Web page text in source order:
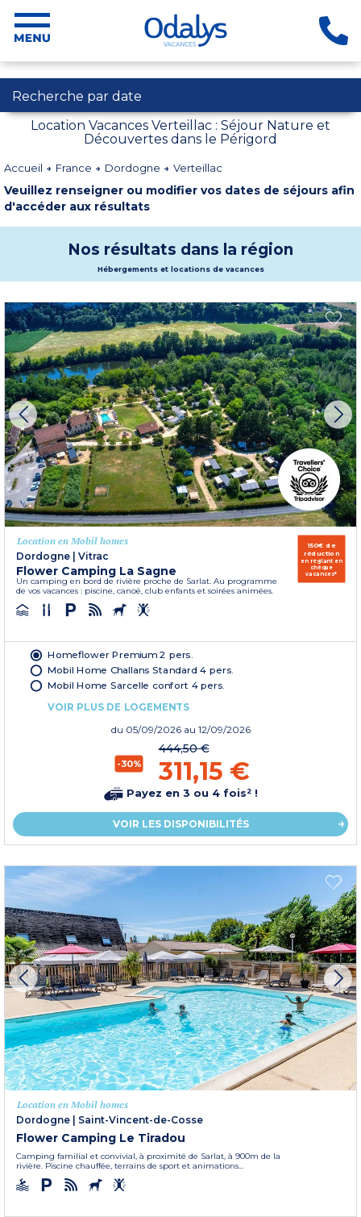
Recherche par date
Location Vacances Verteillac : Séjour Nature et
Découvertes dans le Périgord
Accueil France Dordogne Verteillac
Veuillez renseigner ou modifier vos dates de séjours afin
d'accéder aux résultats
Nos résultats dans la région
Hébergements et locations de vacances
Location en Mobil homes
Dordogne
Vitrac
Flower Camping La Sagne
Un camping en bord de rivière proche de Sarlat. Au programme
de vos vacances : piscine, canoë, club enfants et soirées animées.
150€ de
réduction
en réglant en
chèque
vacances*
Homeflower Premium 2 pers.
Mobil Home Challans Standard 4 pers.
Mobil Home Sarcelle confort 4 pers.
VOIR PLUS DE LOGEMENTS
du 05/09/2026 au 12/09/2026
-30%
444,50 €
311,15 €
Payez en 3 ou 4 fois² !
VOIR LES DISPONIBILITÉS
Location en Mobil homes
Dordogne
Saint-Vincent-de-Cosse
Flower Camping Le Tiradou
Camping familial et convivial, à proximité de Sarlat, à 900m de la
rivière. Piscine chauffée, terrains de sport et animations...